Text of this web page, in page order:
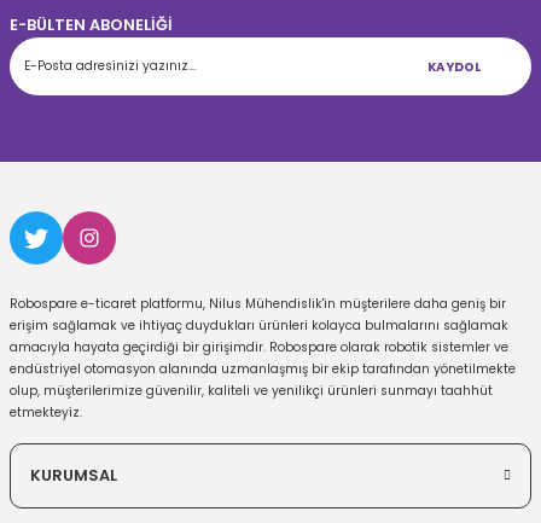
E-BÜLTEN ABONELİĞİ
KAYDOL
Robospare e-ticaret platformu, Nilus Mühendislik'in müşterilere daha geniş bir
erişim sağlamak ve ihtiyaç duydukları ürünleri kolayca bulmalarını sağlamak
amacıyla hayata geçirdiği bir girişimdir. Robospare olarak robotik sistemler ve
endüstriyel otomasyon alanında uzmanlaşmış bir ekip tarafından yönetilmekte
olup, müşterilerimize güvenilir, kaliteli ve yenilikçi ürünleri sunmayı taahhüt
etmekteyiz.
KURUMSAL